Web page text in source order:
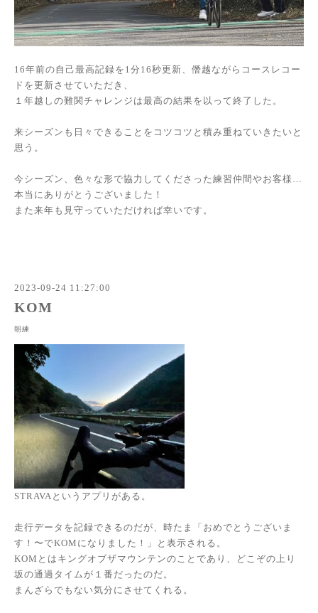
16年前の自己最高記録を1分16秒更新、僭越ながらコースレコー
ドを更新させていただき、
１年越しの難関チャレンジは最高の結果を以って終了した。
来シーズンも日々できることをコツコツと積み重ねていきたいと
思う。
今シーズン、色々な形で協力してくださった練習仲間やお客様…
本当にありがとうございました！
また来年も見守っていただければ幸いです。
2023-09-24 11:27:00
KOM
朝練
STRAVAというアプリがある。
走行データを記録できるのだが、時たま「おめでとうございま
す！〜でKOMになりました！」と表示される。
KOMとはキングオブザマウンテンのことであり、どこぞの上り
坂の通過タイムが１番だったのだ。
まんざらでもない気分にさせてくれる。